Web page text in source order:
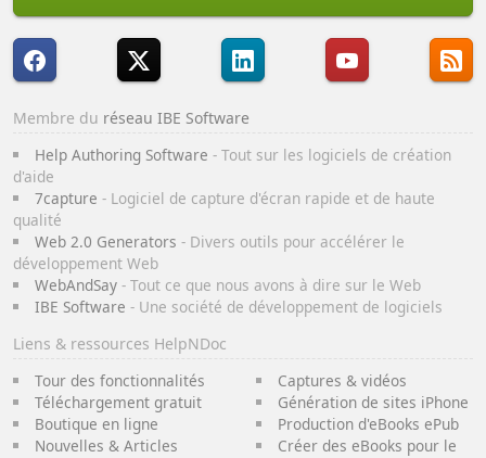
Membre du réseau IBE Software
Help Authoring Software - Tout sur les logiciels de création
d'aide
7capture - Logiciel de capture d'écran rapide et de haute
qualité
Web 2.0 Generators - Divers outils pour accélérer le
développement Web
WebAndSay- Tout ce que nous avons à dire sur le Web
IBE Software - Une société de développement de logiciels
Liens & ressources HelpNDoc
Tour des fonctionnalités
Téléchargement gratuit
Boutique en ligne
Nouvelles & Articles
Captures & vidéos
Génération de sites iPhone
Production d'eBooks ePub
Créer des eBooks pour le